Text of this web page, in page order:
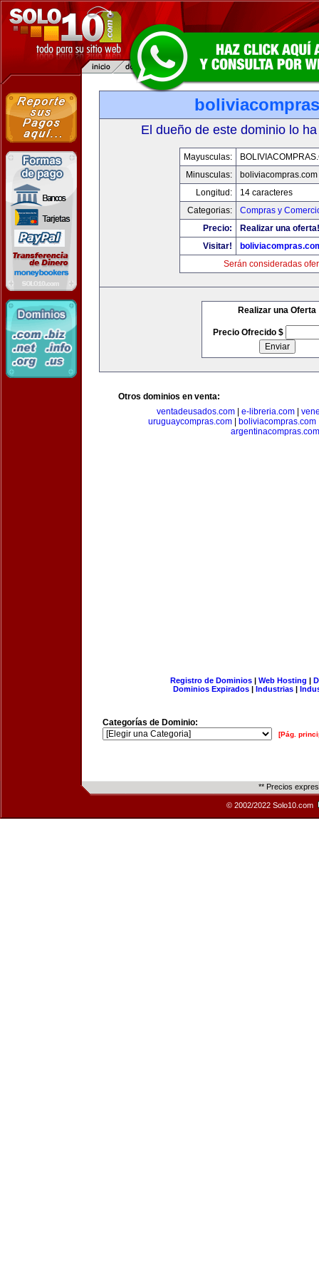
El dueño de este dominio lo
Mayusculas:
Minusculas:
boliviacompras.com
Longitud:
14 caracteres
Categorias:
Compras y
Precio:
Realizar una oferta!
Visitar!
Serán consideradas
Realizar una Oferta
Precio Ofrecido $
Otros dominios en venta:
ventadeusados.com| e-libreria.com|
uruguaycompras.com| boliviacompras.com
argentinacompras.com
Registro de Dominios| Web Hosting |
Dominios Expirados | Industrias |
Categorías de Dominio:
[Pág.
** Precios
© 2002/2022 Solo10.com